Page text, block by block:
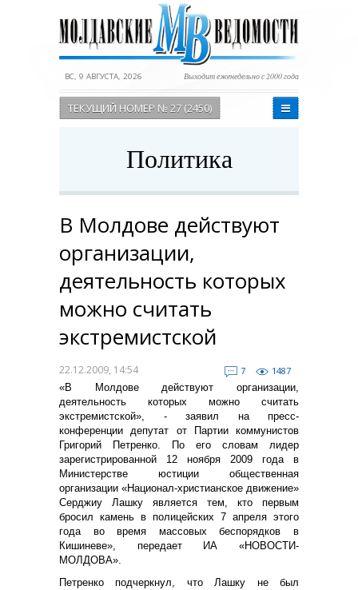
ВС, 9 АВГУСТА, 2026 Выходит еженедельно с 2000 года
ТЕКУЩИЙ НОМЕР № 27 (2450)
Политика
В Молдове действуют
организации,
деятельность которых
можно считать
экстремистской
22.12.2009, 14:54 7
1487
«В Молдове действуют организации,
деятельность которых можно считать
экстремистской», - заявил на пресс-
конференции депутат от Партии коммунистов
Григорий Петренко. По его словам лидер
зарегистрированной 12 ноября 2009 года в
Министерстве юстиции общественная
организации «Национал-христианское движение»
Серджиу Лашку является тем, кто первым
бросил камень в полицейских 7 апреля этого
года во время массовых беспорядков в
Кишиневе», передает ИА «НОВОСТИ-
МОЛДОВА».
Петренко подчеркнул, что Лашку не был